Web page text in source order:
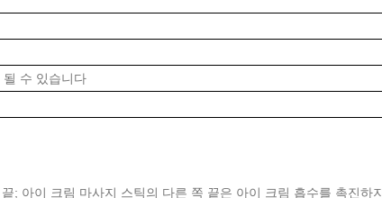
수 있습니다
; 아이 크림 마사지 스틱의 다른 쪽 끝은 아이 크림 흡수를 촉진하